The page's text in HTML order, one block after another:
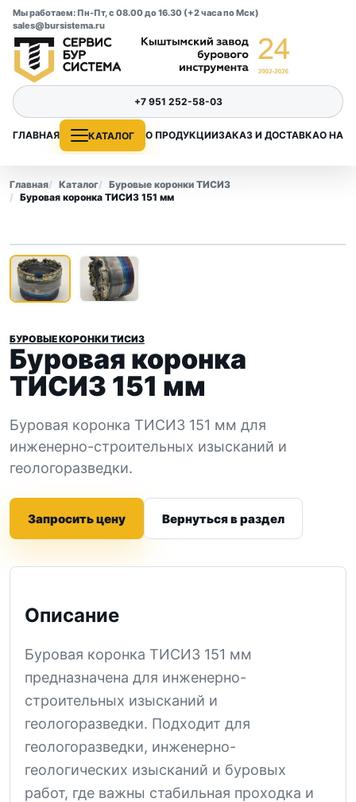
Мы работаем: Пн-Пт, с 08.00 до 16.30 (+2 часа по Мск)
sales@bursistema.ru
ГЛАВНАЯ КАТАЛОГ О ПРОДУКЦИИЗАКАЗ И ДОСТАВКАО НАС
+7 951 252-58-03
Главная Каталог
Буровые коронки ТИСИЗ
Буровая коронка ТИСИЗ 151 мм
‹ ›
БУРОВЫЕ КОРОНКИ ТИСИЗ
Буровая коронка
ТИСИЗ 151 мм
Буровая коронка ТИСИЗ 151 мм для
инженерно-строительных изысканий и
геологоразведки.
Запросить цену Вернуться в раздел
Описание
Буровая коронка ТИСИЗ 151 мм
предназначена для инженерно-
строительных изысканий и
геологоразведки. Подходит для
геологоразведки, инженерно-
геологических изысканий и буровых
работ, где важны стабильная проходка и